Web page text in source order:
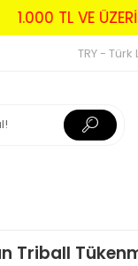
1.000 TL VE
TRY - Türk
Triball